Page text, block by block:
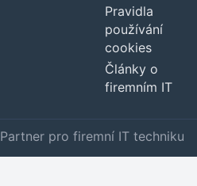
Pravidla
používání
cookies
Články o
firemním IT
Partner pro firemní IT techniku